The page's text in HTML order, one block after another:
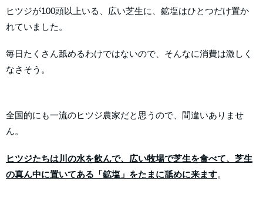
ヒツジが100頭以上いる、広い芝生に、鉱塩はひとつだけ置か
れていました。
毎日たくさん舐めるわけではないので、そんなに消費は激しく
なさそう。
全国的にも一流のヒツジ農家だと思うので、間違いありませ
ん。
ヒツジたちは川の水を飲んで、広い牧場で芝生を食べて、芝生
の真ん中に置いてある「鉱塩」をたまに舐めに来ます。